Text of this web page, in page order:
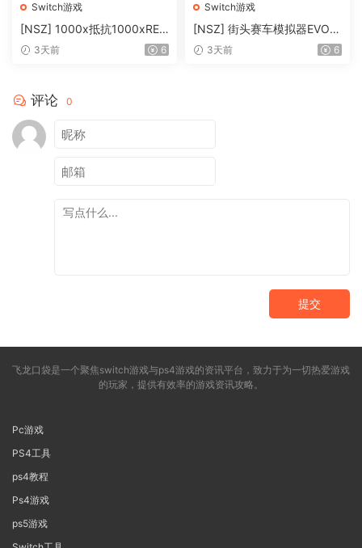
Switch游戏
[NSZ] 1000x抵抗1000xRES
IST美版1.06补丁
3天前 6
Switch游戏
[NSZ] 街头赛车模拟器EVO：
汽车与摩托车Street Racing
3天前 6
评论 0
提交
飞龙口袋是一个聚焦switch游戏与ps4游戏的资讯平台，致力于为一切热爱游戏
的玩家，提供有效率的游戏资讯攻略。
Pc游戏
PS4工具
ps4教程
Ps4游戏
ps5游戏